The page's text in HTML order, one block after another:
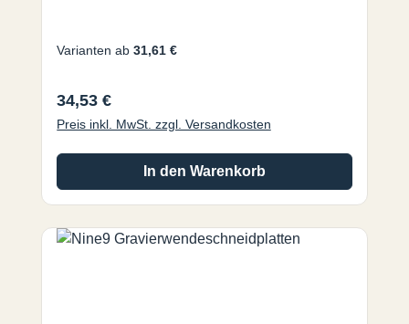
ALDURA Beschichtung, extrem
verringertem Werkzeugverschleiß.• Für
gehärteten Stahl bis zu 56HRC. NC9031:•
Spanleitstufe für sehr feine Gravuren.• Für
Nicht-Eisen-Metall, wie Aluminium, Messing,
Gravierwerkzeuge für den Einsatz auf Fräs-
Varianten ab 31,61 €
Regulärer Preis:
34,53 €
Preis inkl. MwSt. zzgl. Versandkosten
In den Warenkorb